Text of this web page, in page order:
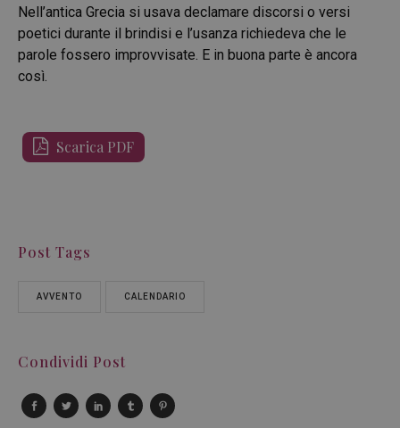
Nell’antica Grecia si usava declamare discorsi o versi
poetici durante il brindisi e l’usanza richiedeva che le
parole fossero improvvisate. E in buona parte è ancora
così.
Scarica PDF
Post Tags
AVVENTO CALENDARIO
Condividi Post